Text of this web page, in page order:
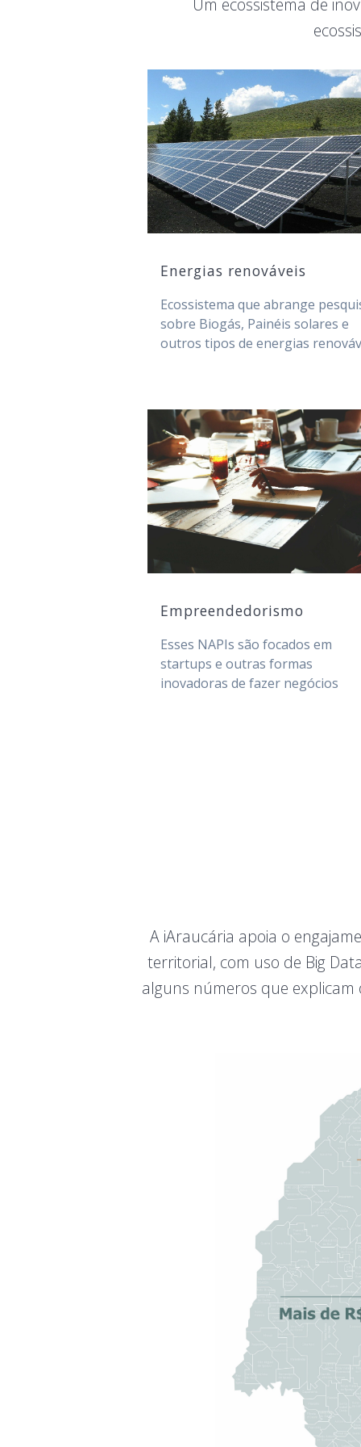
Um ecossistema de
Energias renováveis
Ecossistema que abrange
sobre Biogás, Painéis solares e
outros tipos de energias
Empreendedorismo
Esses NAPIs são focados em
startups e outras formas
inovadoras de fazer negócios
A iAraucária apoia o
territorial, com uso de Big
alguns números que explicam